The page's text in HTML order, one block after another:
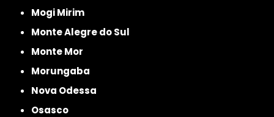
Mogi Mirim
Monte Alegre do Sul
Monte Mor
Morungaba
Nova Odessa
Osasco